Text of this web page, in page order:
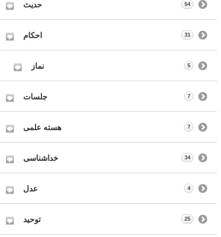
حدیث 54
احکام 31
نماز 5
جلسات 7
هسته علمی 7
خداشناسی 34
عدل 4
توحید 25